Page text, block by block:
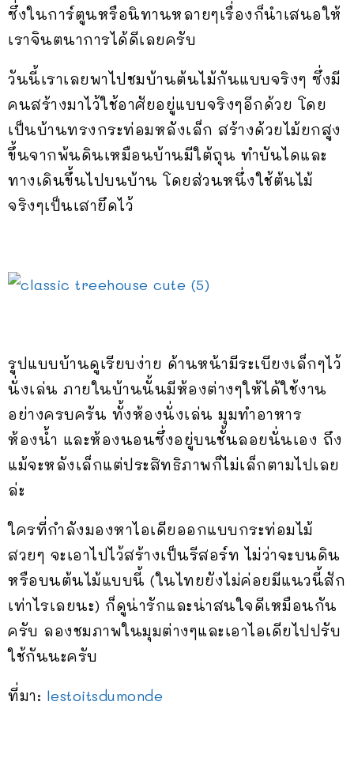
ซึ่งในการ์ตูนหรือนิทานหลายๆเรื่องก็นำเสนอให้
เราจินตนาการได้ดีเลยครับ
วันนี้เราเลยพาไปชมบ้านต้นไม้กันแบบจริงๆ ซึ่งมี
คนสร้างมาไว้ใช้อาศัยอยู่แบบจริงๆอีกด้วย โดย
เป็นบ้านทรงกระท่อมหลังเล็ก สร้างด้วยไม้ยกสูง
ขึ้นจากพ้นดินเหมือนบ้านมีใต้ถุน ทำบันไดและ
ทางเดินขึ้นไปบนบ้าน โดยส่วนหนึ่งใช้ต้นไม้
จริงๆเป็นเสายึดไว้
รูปแบบบ้านดูเรียบง่าย ด้านหน้ามีระเบียงเล็กๆไว้
นั่งเล่น ภายในบ้านนั้นมีห้องต่างๆให้ได้ใช้งาน
อย่างครบครัน ทั้งห้องนั่งเล่น มุมทำอาหาร
ห้องน้ำ และห้องนอนซึ่งอยู่บนชั้นลอยนั่นเอง ถึง
แม้จะหลังเล็กแต่ประสิทธิภาพก็ไม่เล็กตามไปเลย
ล่ะ
ใครที่กำลังมองหาไอเดียออกแบบกระท่อมไม้
สวยๆ จะเอาไปไว้สร้างเป็นรีสอร์ท ไม่ว่าจะบนดิน
หรือบนต้นไม้แบบนี้ (ในไทยยังไม่ค่อยมีแนวนี้สัก
เท่าไรเลยนะ) ก็ดูน่ารักและน่าสนใจดีเหมือนกัน
ครับ ลองชมภาพในมุมต่างๆและเอาไอเดียไปปรับ
ใช้กันนะครับ
ที่มา: lestoitsdumonde